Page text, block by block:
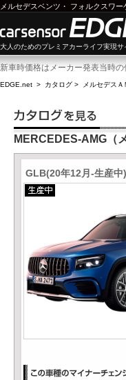
メルセデスベンツ ・ フォルクスワー
大人のためのプレミアカーライフ実現
新車時価格はメーカー発表当時の
EDGE.net > カタログ > メルセデスＡ
MERCEDES-AMG（
GLB(20年12月-生産中)